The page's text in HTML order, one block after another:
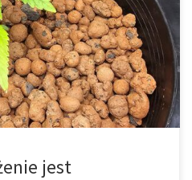
natury. Dla początkujących
skomplikowane, ale w
kilka podstawowych zasad,
Dobrze dobrane nawozy nie
lecz także […]
jest